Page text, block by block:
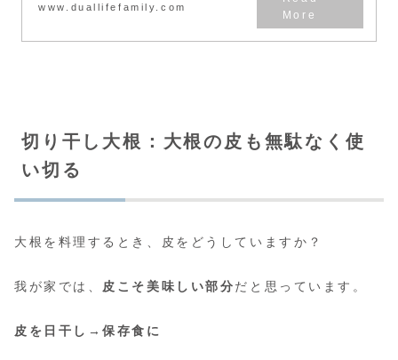
www.duallifefamily.com
切り干し大根：大根の皮も無駄なく使
い切る
大根を料理するとき、皮をどうしていますか？
我が家では、 皮こそ美味しい部分だと思っています。
皮を日干し→保存食に